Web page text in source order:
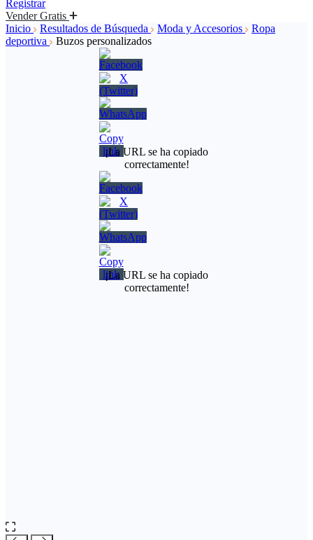
Registrar
Vender Gratis
Inicio
Resultados de Búsqueda Moda y Accesorios
Ropa
deportiva
Buzos personalizados
¡La URL se ha copiado
correctamente!
¡La URL se ha copiado
correctamente!